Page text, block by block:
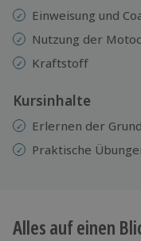
Einweisung und
Nutzung der
Kraftstoff
Kursinhalte
Erlernen der
Praktische
Alles auf einen